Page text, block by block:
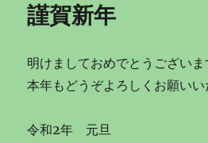
謹賀新年
明けましておめでとうございま
本年もどうぞよろしくお願いい
令和2年 元旦